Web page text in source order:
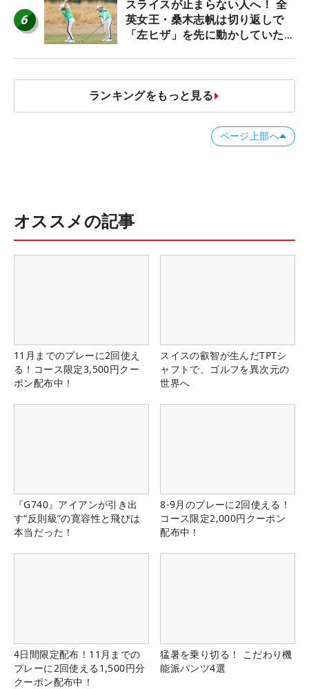
6
スライスが止まらない人へ！ 全
英女王・桑木志帆は切り返しで
「左ヒザ」を先に動かしていた
ランキングをもっと見る
ページ上部へ
オススメの記事
11月までのプレーに2回使え
る！コース限定3,500円クー
ポン配布中！
スイスの叡智が生んだTPTシ
ャフトで、ゴルフを異次元の
世界へ
『G740』アイアンが引き出
す“反則級”の寛容性と飛びは
本当だった！
8-9月のプレーに2回使える！
コース限定2,000円クーポン
配布中！
4日間限定配布！11月までの
プレーに2回使える1,500円分
クーポン配布中！
猛暑を乗り切る！ こだわり機
能派パンツ4選